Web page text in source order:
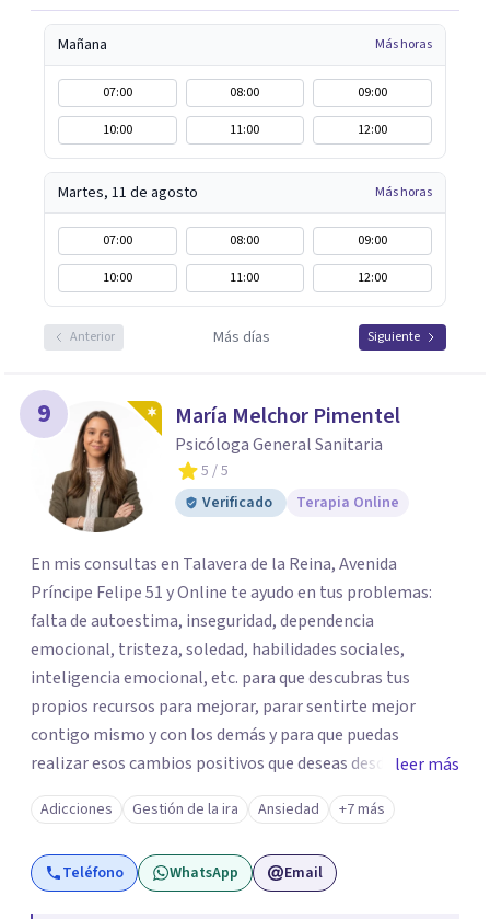
Mañana Más horas
07:00 08:00
09:00
10:00
11:00 12:00
Martes, 11 de agosto Más horas
07:00 08:00
09:00
10:00
11:00 12:00
Anterior Más días Siguiente
9 María Melchor Pimentel
Psicóloga General Sanitaria
5 / 5
Verificado
Terapia Online
En mis consultas en Talavera de la Reina, Avenida
Príncipe Felipe 51 y Online te ayudo en tus problemas:
falta de autoestima, inseguridad, dependencia
emocional, tristeza, soledad, habilidades sociales,
inteligencia emocional, etc. para que descubras tus
propios recursos para mejorar, parar sentirte mejor
contigo mismo y con los demás y para que puedas
realizar esos cambios positivos que deseas desde hace
tiempo pero que no sabes cómo llevarlos a cabo. La
primera visita informativa será al 50% y servirá para
conocernos, poder evaluar juntos tus dificultades y hablar
de un plan de ayuda. Con los datos que me ofrezcas, te
leer más
Adicciones Gestión de la ira Ansiedad +7 más
Teléfono WhatsApp Email